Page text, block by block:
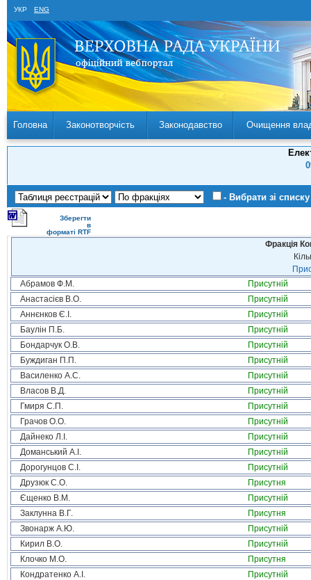
УКР ENG
Головна Законотворчість Законодавство Очищення
- Вибрати зі списку
Зберегти
в
форматі RTF
Фракція
Абрамов Ф.М.
Присутній
Анастасієв В.О.
Присутній
Аннєнков Є.І.
Присутній
Баулін П.Б.
Присутній
Бондарчук О.В.
Присутній
Буждиган П.П.
Присутній
Василенко А.С.
Присутній
Власов В.Д.
Присутній
Гмиря С.П.
Присутній
Грачов О.О.
Присутній
Дайнеко Л.І.
Присутній
Доманський А.І.
Присутній
Дорогунцов С.І.
Присутній
Друзюк С.О.
Присутня
Єщенко В.М.
Присутній
Заклунна В.Г.
Присутня
Звонарж А.Ю.
Присутній
Кирил В.О.
Присутній
Клочко М.О.
Присутня
Кондратенко А.І.
Присутній